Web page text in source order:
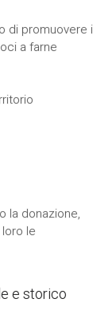
di promuovere i
a farne
la donazione,
le
e storico